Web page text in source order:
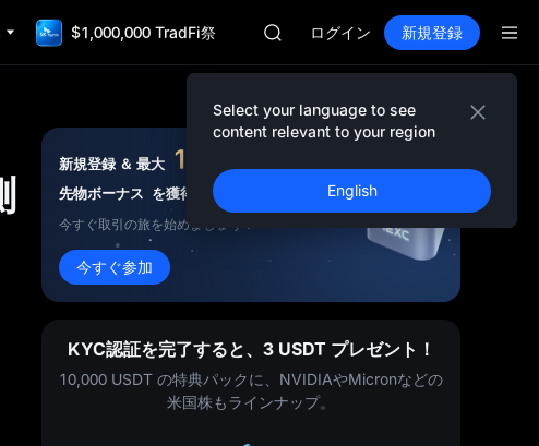
$1,000,000 TradFi祭
AAOI
ロックアップ期限切れ後もSPCX上昇
GOLD(XAU)
UNITREE STAR 市場申込 8/10
ロックアップ期限切れ後もSPCX上昇
ログイン 新規登録
Select your language to see
content relevant to your region
English
新規登録 ＆ 最大 10,000
先物ボーナス を獲得
今すぐ取引の旅を始めましょう！
今すぐ参加
KYC認証を完了すると、3 USDT プレゼント！
10,000 USDT の特典パックに、NVIDIAやMicronなどの
米国株もラインナップ。